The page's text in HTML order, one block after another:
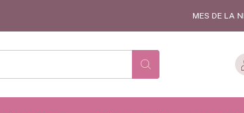
MES DE LA NIÑÉZ - 3 Y 6